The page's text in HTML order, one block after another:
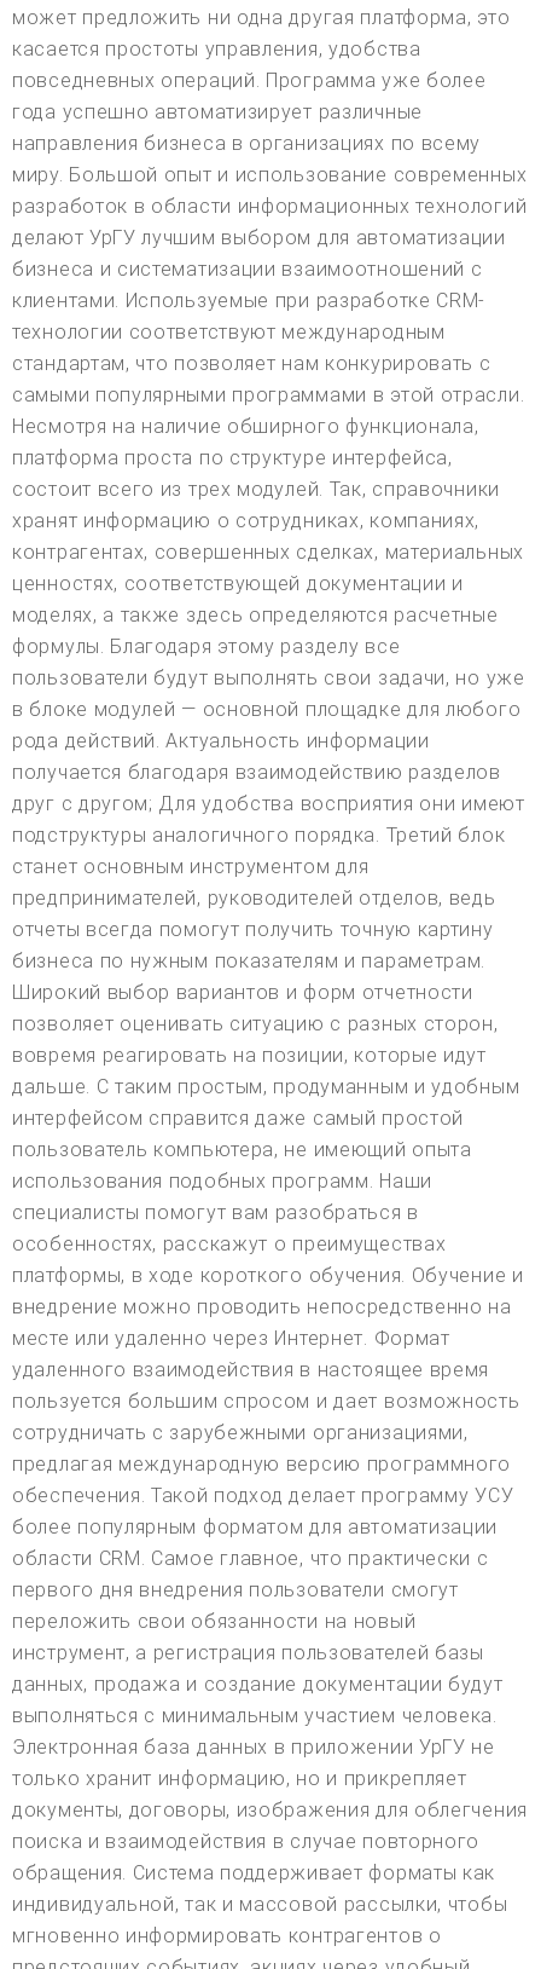
может предложить ни одна другая платформа, это
касается простоты управления, удобства
повседневных операций. Программа уже более
года успешно автоматизирует различные
направления бизнеса в организациях по всему
миру. Большой опыт и использование современных
разработок в области информационных технологий
делают УрГУ лучшим выбором для автоматизации
бизнеса и систематизации взаимоотношений с
клиентами. Используемые при разработке CRM-
технологии соответствуют международным
стандартам, что позволяет нам конкурировать с
самыми популярными программами в этой отрасли.
Несмотря на наличие обширного функционала,
платформа проста по структуре интерфейса,
состоит всего из трех модулей. Так, справочники
хранят информацию о сотрудниках, компаниях,
контрагентах, совершенных сделках, материальных
ценностях, соответствующей документации и
моделях, а также здесь определяются расчетные
формулы. Благодаря этому разделу все
пользователи будут выполнять свои задачи, но уже
в блоке модулей — основной площадке для любого
рода действий. Актуальность информации
получается благодаря взаимодействию разделов
друг с другом; Для удобства восприятия они имеют
подструктуры аналогичного порядка. Третий блок
станет основным инструментом для
предпринимателей, руководителей отделов, ведь
отчеты всегда помогут получить точную картину
бизнеса по нужным показателям и параметрам.
Широкий выбор вариантов и форм отчетности
позволяет оценивать ситуацию с разных сторон,
вовремя реагировать на позиции, которые идут
дальше. С таким простым, продуманным и удобным
интерфейсом справится даже самый простой
пользователь компьютера, не имеющий опыта
использования подобных программ. Наши
специалисты помогут вам разобраться в
особенностях, расскажут о преимуществах
платформы, в ходе короткого обучения. Обучение и
внедрение можно проводить непосредственно на
месте или удаленно через Интернет. Формат
удаленного взаимодействия в настоящее время
пользуется большим спросом и дает возможность
сотрудничать с зарубежными организациями,
предлагая международную версию программного
обеспечения. Такой подход делает программу УСУ
более популярным форматом для автоматизации
области CRM. Самое главное, что практически с
первого дня внедрения пользователи смогут
переложить свои обязанности на новый
инструмент, а регистрация пользователей базы
данных, продажа и создание документации будут
выполняться с минимальным участием человека.
Электронная база данных в приложении УрГУ не
только хранит информацию, но и прикрепляет
документы, договоры, изображения для облегчения
поиска и взаимодействия в случае повторного
обращения. Система поддерживает форматы как
индивидуальной, так и массовой рассылки, чтобы
мгновенно информировать контрагентов о